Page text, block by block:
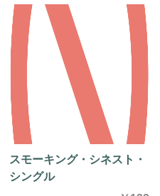
スモーキング・シネスト・
シングル